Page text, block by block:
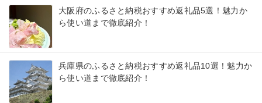
大阪府のふるさと納税おすすめ返礼品5選！魅力か
ら使い道まで徹底紹介！
兵庫県のふるさと納税おすすめ返礼品10選！魅力か
ら使い道まで徹底紹介！